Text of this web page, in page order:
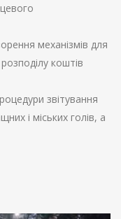
механізмів для
коштів
звітування
і міських голів, а